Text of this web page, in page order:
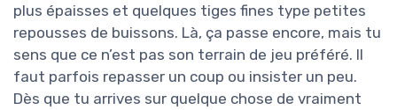
plus épaisses et quelques tiges fines type petites
repousses de buissons. Là, ça passe encore, mais tu
sens que ce n’est pas son terrain de jeu préféré. Il
faut parfois repasser un coup ou insister un peu.
Dès que tu arrives sur quelque chose de vraiment